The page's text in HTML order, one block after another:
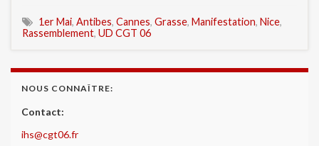
1er Mai, Antibes, Cannes, Grasse, Manifestation, Nice,
Rassemblement, UD CGT 06
NOUS CONNAÎTRE:
Contact:
ihs@cgt06.fr